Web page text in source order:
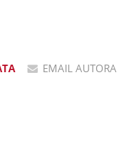
EMAIL AUTORA